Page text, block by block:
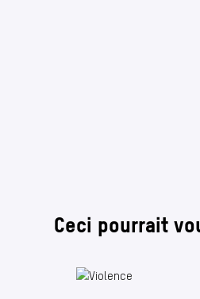
Ceci pourrait